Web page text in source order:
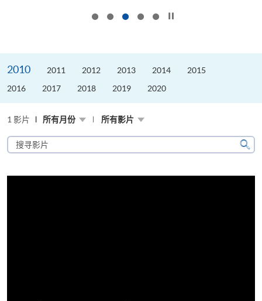
2010 2011 2012 2013 2014
2015
2016
2017 2018 2019 2020
1 影片 所有月份 所有影片
搜
寻
片
搜